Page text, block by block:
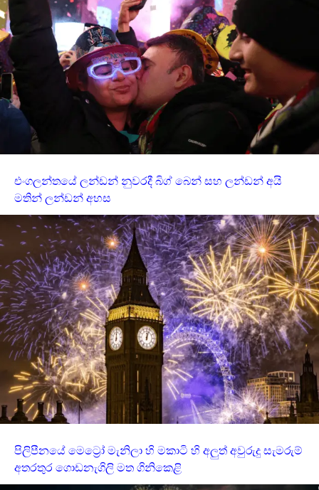
එංගලන්තයේ ලන්ඩන් නුවරදී බිග් බෙන් සහ ලන්ඩන් අයි
මතින් ලන්ඩන් අහස
පිලිපීනයේ මෙට්‍රෝ මැනිලා හි මකාටි හි අලුත් අවුරුදු සැමරුම්
අතරතුර ගොඩනැගිලි මත ගිනිකෙළි